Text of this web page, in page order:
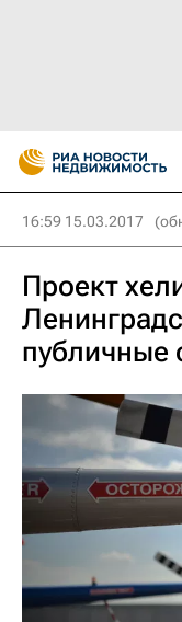
16:59 15.03.2017
Проект
публичные